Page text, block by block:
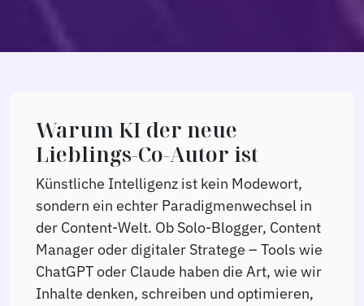
Warum KI der neue
Lieblings-Co-Autor ist
Künstliche Intelligenz ist kein Modewort,
sondern ein echter Paradigmenwechsel in
der Content-Welt. Ob Solo-Blogger, Content
Manager oder digitaler Stratege – Tools wie
ChatGPT oder Claude haben die Art, wie wir
Inhalte denken, schreiben und optimieren,